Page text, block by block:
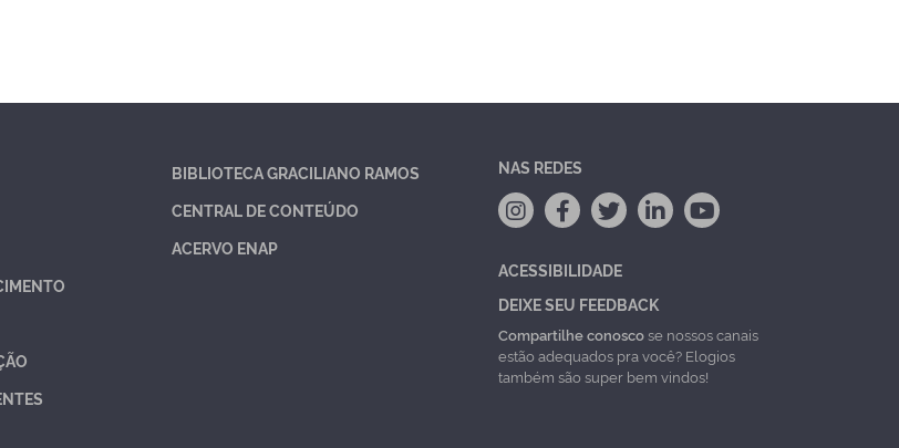
BIBLIOTECA GRACILIANO RAMOS
CENTRAL DE CONTEÚDO
ACERVO ENAP
NAS REDES
ACESSIBILIDADE
DEIXE SEU FEEDBACK
Compartilhe conoscose nossos canais
estão adequados pra você? Elogios
também são super bem vindos!